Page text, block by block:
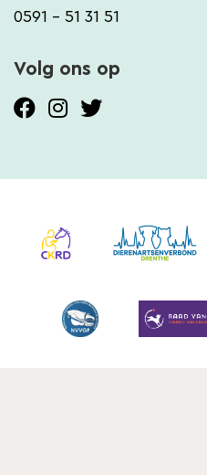
0591 - 51 31 51
Volg ons op